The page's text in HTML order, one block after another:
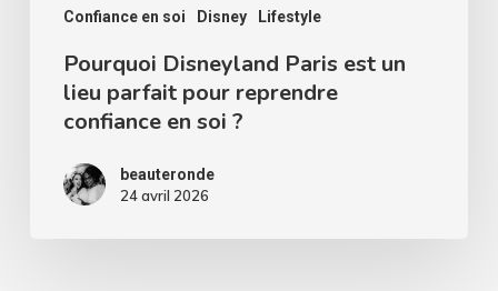
Confiance en soi Disney Lifestyle
confiance
Pourquoi Disneyland Paris est un
lieu parfait pour reprendre
confiance en soi ?
beauteronde
24 avril 2026